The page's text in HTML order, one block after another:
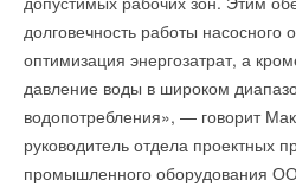
долговечность работы насосного
оптимизация энергозатрат, а
давление воды в широком
водопотребления», — говорит
руководитель отдела проектных
промышленного оборудования